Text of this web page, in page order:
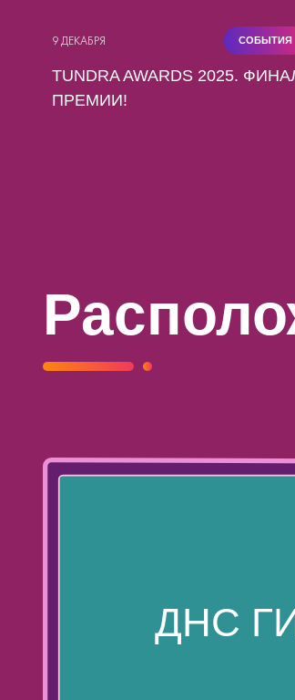
9 ДЕКАБРЯ СОБЫТИЯ
TUNDRA AWARDS 2025.
ПРЕМИИ!
ДНС